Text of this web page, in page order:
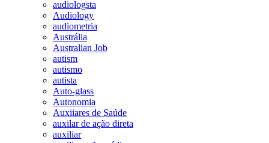
audiologsta
Audiology
audiometria
Austrália
Australian Job
autism
autismo
autista
Auto-glass
Autonomia
Auxiiares de Saúde
auxilar de ação direta
auxiliar